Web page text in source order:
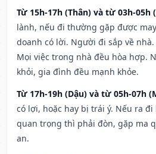
Từ 15h-17h (Thân) và từ 03h-05h
lành, nếu đi thường gặp được
doanh có lời. Người đi sắp về
Mọi việc trong nhà đều hòa hợp.
khỏi, gia đình đều mạnh khỏe.
Từ 17h-19h (Dậu) và từ 05h-07h
có lợi, hoặc hay bị trái ý. Nếu ra
quan trọng thì phải đòn, gặp ma
an.